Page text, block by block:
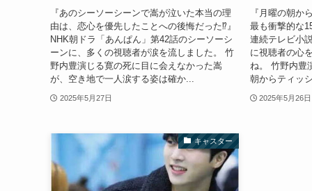
『あのシーソーシーンで嵩が泣いた本当の理
由は、恋心を優先したことへの後悔だった⁉』
NHK朝ドラ「あんぱん」第42話のシーソーシ
ーンに、多くの視聴者が涙を流しました。 竹
野内豊演じる寛の死に目に会えなかった嵩
が、空き地で一人涙する姿は確か...
2025年5月27日
『月曜の朝か
最も衝撃的な
連続テレビ小
に視聴者の心
ね。 竹野内豊
朝からティッ
2025年5月26日
キャスター